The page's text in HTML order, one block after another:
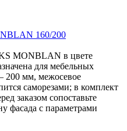
160/200
MONBLAN в цвете
для мебельных
200 мм, межосевое
саморезами; в комплект
заказом сопоставьте
фасада с параметрами